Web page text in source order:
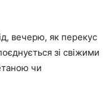
вечерю, як перекус
зі свіжими
чи